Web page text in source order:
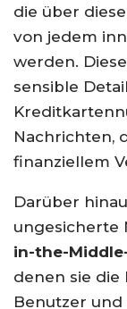
die über
von jedem
werden.
sensible
Nachrichten,
finanziellem
Darüber
ungesicherte
in-the-
denen sie die
Benutzer